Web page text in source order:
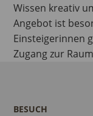
Wissen kreativ
Angebot ist
Einsteigerinnen
Zugang zur
BESUCH